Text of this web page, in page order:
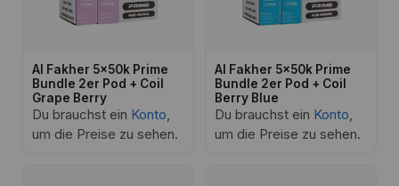
Al Fakher 5x50k Prime
Bundle 2er Pod + Coil
Grape Berry
Du brauchst ein Konto,
um die Preise zu sehen.
Al Fakher 5x50k Prime
Bundle 2er Pod + Coil
Berry Blue
Du brauchst ein Konto,
um die Preise zu sehen.